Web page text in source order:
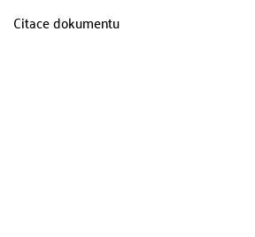
Citace dokumentu